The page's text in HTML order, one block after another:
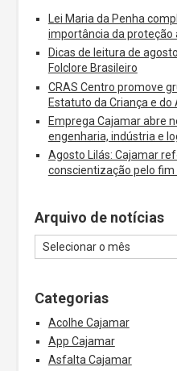
Lei Maria da Penha
importância da proteção
Dicas de leitura de
Folclore Brasileiro
CRAS Centro promove
Estatuto da Criança e do
Emprega Cajamar abre
engenharia, indústria e
Agosto Lilás: Cajamar
conscientização pelo
Arquivo de notícias
Categorias
Acolhe Cajamar
App Cajamar
Asfalta Cajamar